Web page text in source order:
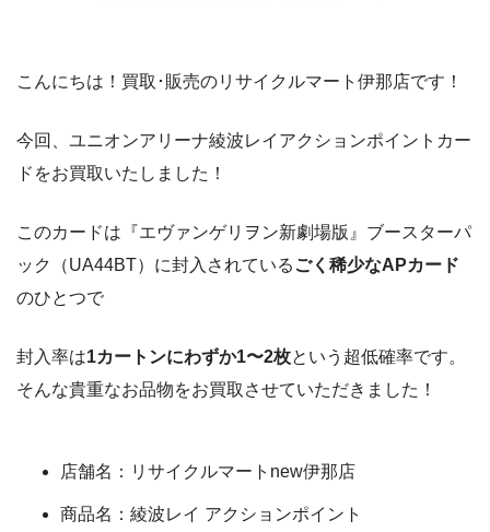
こんにちは！買取･販売のリサイクルマート伊那店です！
今回、ユニオンアリーナ綾波レイアクションポイントカー
ドをお買取いたしました！
このカードは『エヴァンゲリヲン新劇場版』ブースターパ
ック（UA44BT）に封入されている ごく稀少なAPカード
のひとつで
封入率は1カートンにわずか1〜2枚という超低確率です。
そんな貴重なお品物をお買取させていただきました！
店舗名：リサイクルマートnew伊那店
商品名：綾波レイ アクションポイント